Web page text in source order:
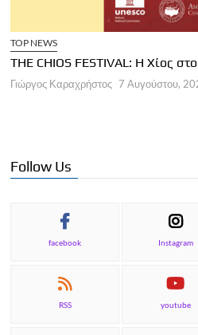
TOP NEWS
THE CHIOS FESTIVAL: Η Χίος
Γιώργος Καραχρήστος 7 Αυγούστου,
Follow Us
facebook Instagram
RSS youtube